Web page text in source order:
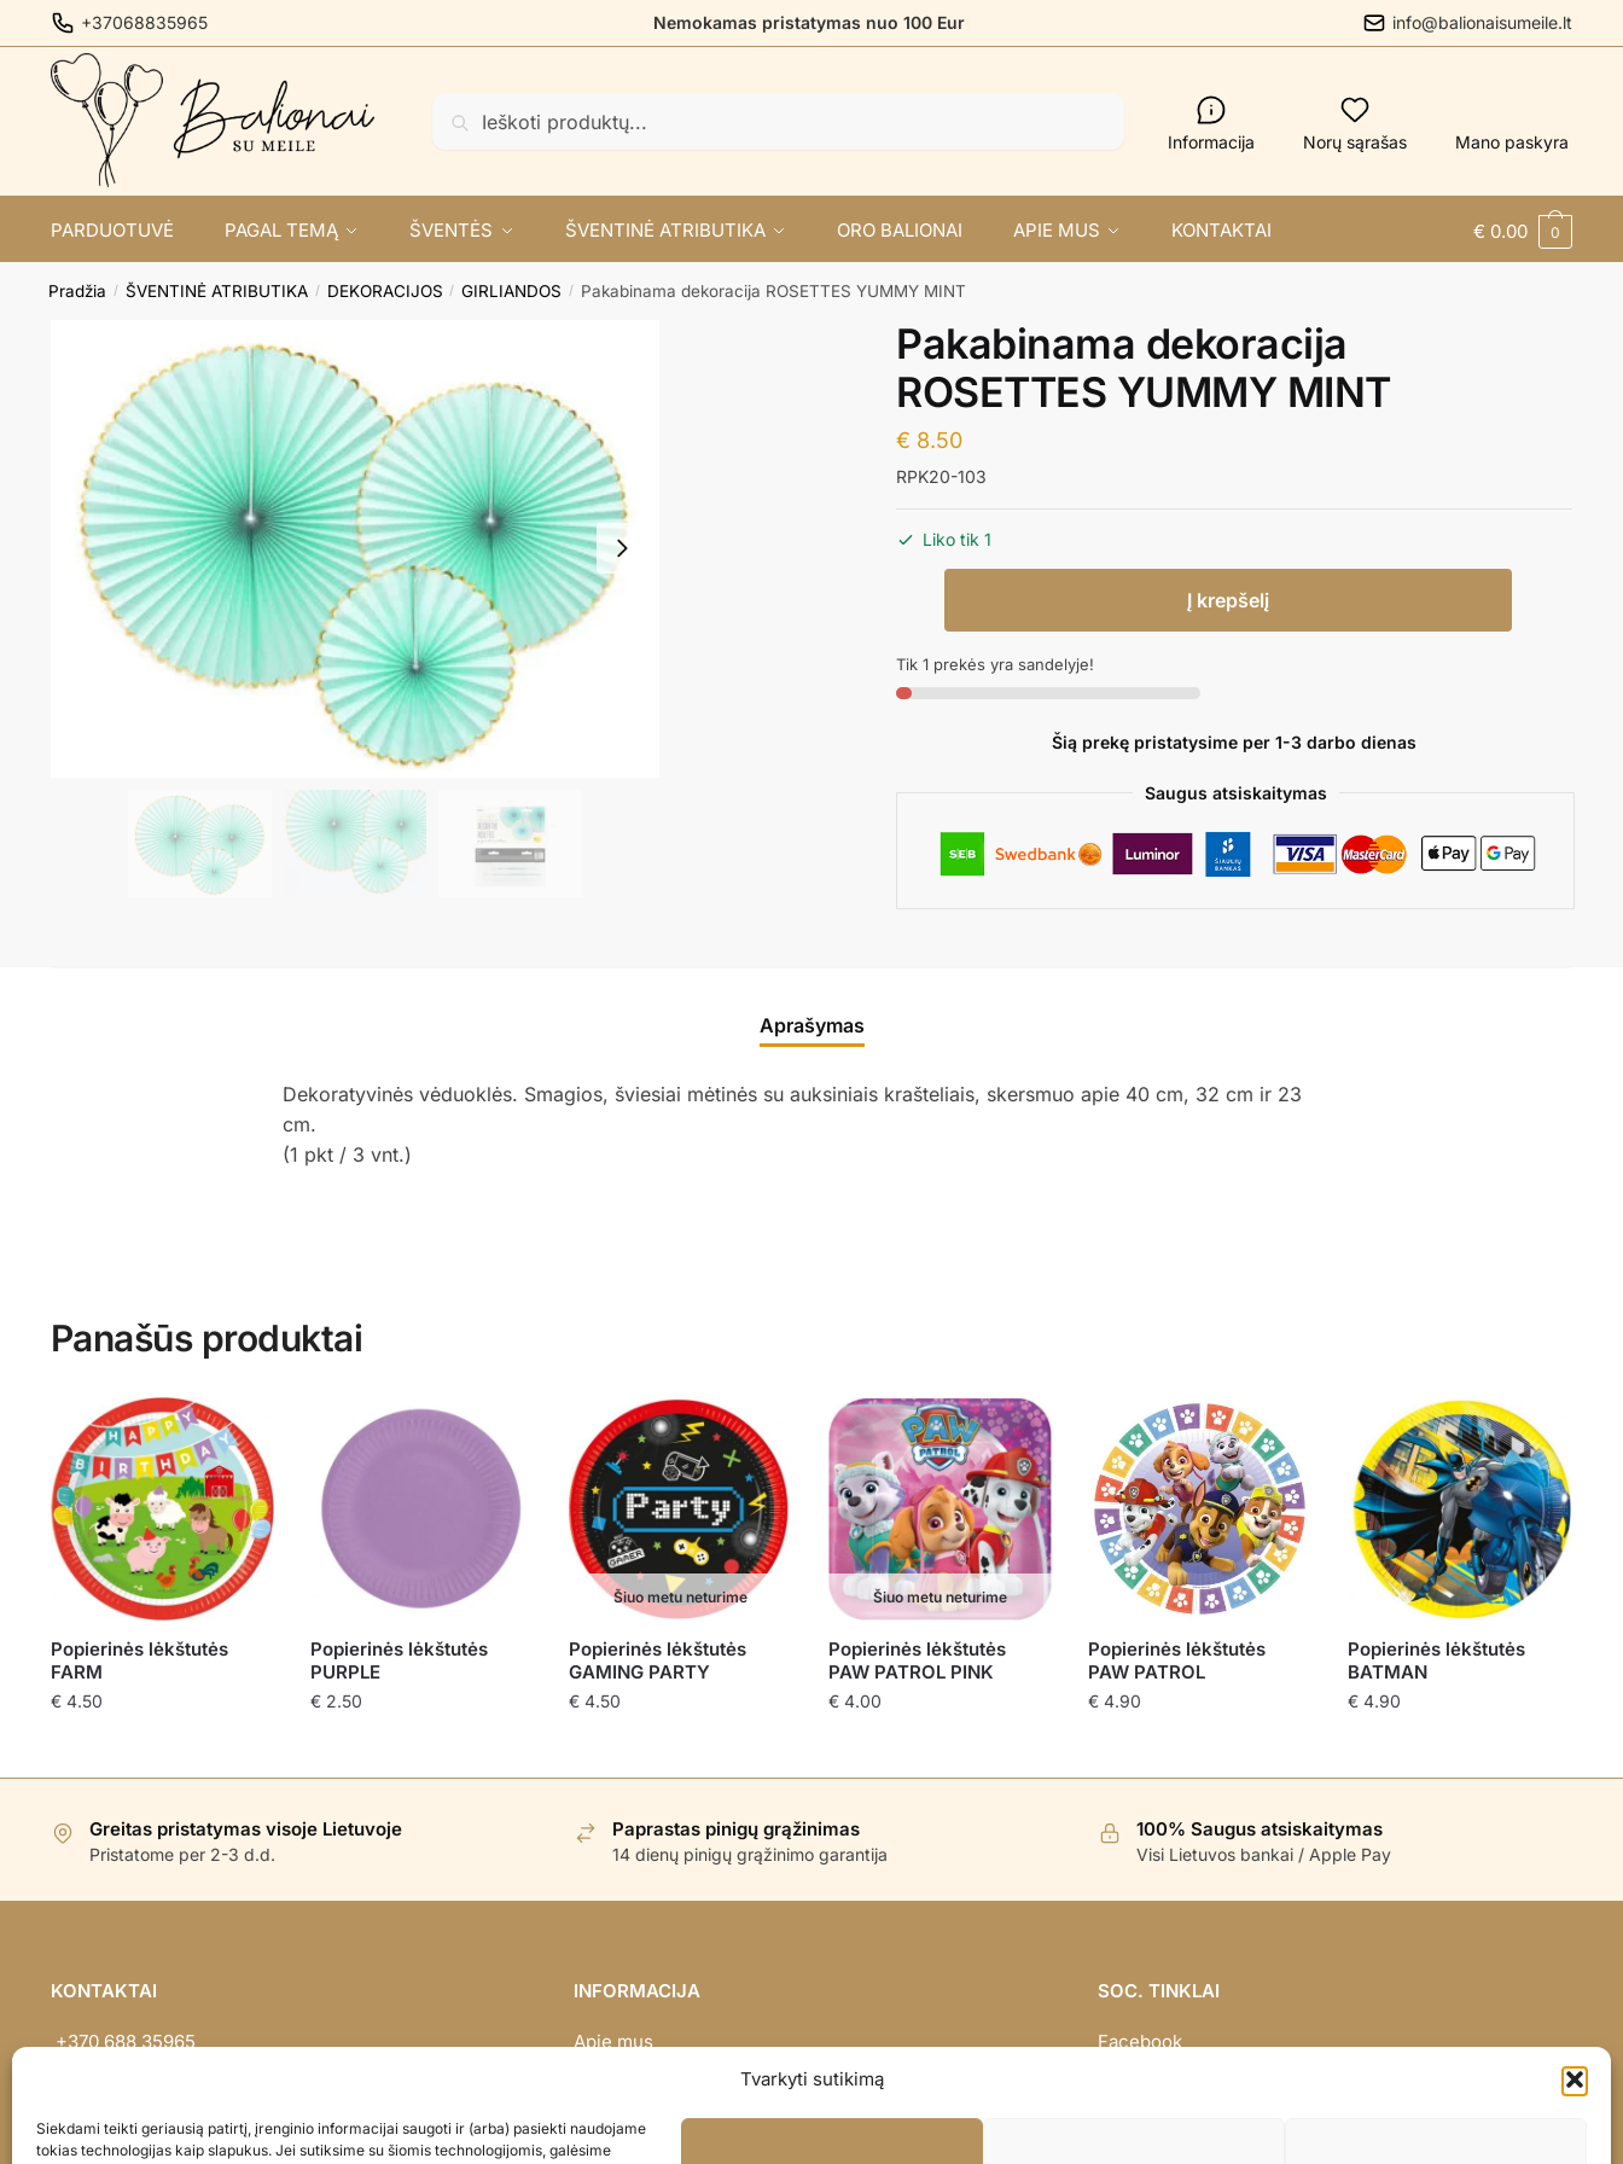
Tvarkyti sutikimą
Siekdami teikti geriausią patirtį, įrenginio informacijai saugoti ir (arba) pasiekti naudojame
tokias technologijas kaip slapukus. Jei sutiksime su šiomis technologijomis, galėsime
to
navigation
to
content
+37068835965 Nemokamas pristatymas nuo 100 Eur info@balionaisumeile.lt
Informacija Norų sąrašas Mano paskyra
PARDUOTUVĖ PAGAL TEMĄ ŠVENTĖS ŠVENTINĖ ATRIBUTIKA ORO BALIONAI APIE MUS KONTAKTAI € 0.00 0
Pradžia / ŠVENTINĖ ATRIBUTIKA / DEKORACIJOS / GIRLIANDOS / Pakabinama dekoracija ROSETTES YUMMY MINT
Pakabinama dekoracija
ROSETTES YUMMY MINT
€ 8.50
RPK20-103
Liko tik 1
dekoracija
ROSETTES
Į krepšelį
Tik 1 prekės yra sandelyje!
Šią prekę pristatysime per 1-3 darbo dienas
Saugus atsiskaitymas
Aprašymas
Dekoratyvinės vėduoklės. Smagios, šviesiai mėtinės su auksiniais krašteliais, skersmuo apie 40 cm, 32 cm ir 23
cm.
(1 pkt / 3 vnt.)
Panašūs produktai
Popierinės lėkštutės
FARM
€4.50
Popierinės lėkštutės
PURPLE
€2.50
Šiuo metu neturime
Popierinės lėkštutės
GAMING PARTY
€ 4.50
Šiuo metu neturime
Popierinės lėkštutės
PAW PATROL PINK
€ 4.00
Popierinės lėkštutės
PAW PATROL
€ 4.90
Popierinės lėkštutės
BATMAN
€4.90
Greitas pristatymas visoje Lietuvoje
Pristatome per 2-3 d.d.
Paprastas pinigų grąžinimas
14 dienų pinigų grąžinimo garantija
100% Saugus atsiskaitymas
Visi Lietuvos bankai / Apple Pay
KONTAKTAI
+370 688 35965
INFORMACIJA
Apie mus
Privatumo politika
SOC. TINKLAI
Facebook